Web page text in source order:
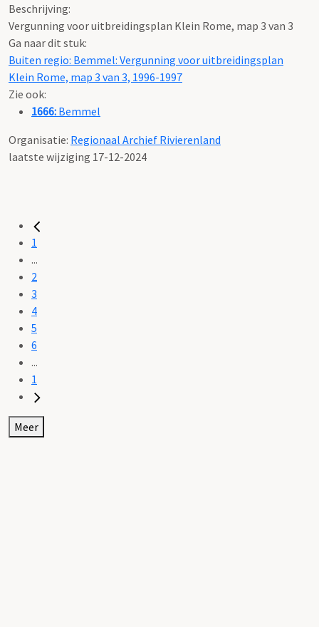
Beschrijving:
Vergunning voor uitbreidingsplan Klein Rome, map 3 van 3
Ga naar dit stuk:
Buiten regio: Bemmel: Vergunning voor uitbreidingsplan
Klein Rome, map 3 van 3, 1996-1997
Zie ook:
1666: Bemmel
Organisatie: Regionaal Archief Rivierenland
laatste wijziging 17-12-2024
1
...
2
3
4
5
6
...
1
Meer